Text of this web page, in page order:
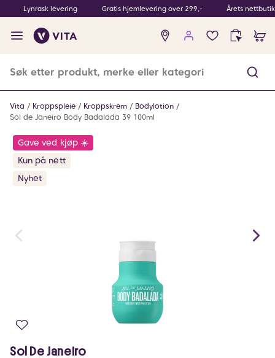
Lynrask levering Gratis hjemlevering over 299,- Årets
Ingen
produkter
Vita Kroppspleie Kroppskrem
Bodylotion
Sol de Janeiro Body Badalada 39 100ml
Gave ved kjøp ☀️
Kun på nett
Nyhet
Sol De Janeiro